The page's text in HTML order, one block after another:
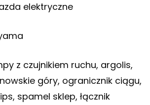
elektryczne
z czujnikiem ruchu, argolis,
góry, ogranicznik ciągu,
spamel sklep, łącznik